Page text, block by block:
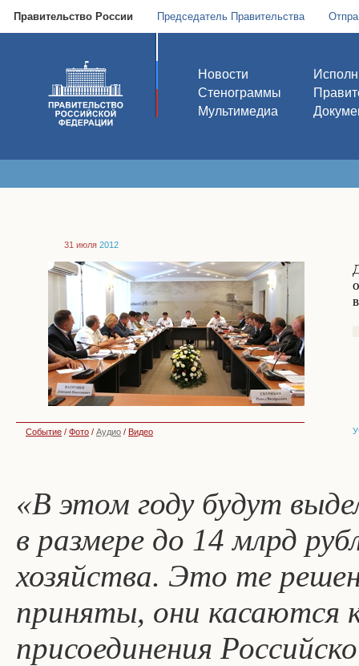
Правительство России Председатель Правительства
Новости
Стенограммы
Мультимедиа
31 июля 2012
Событие / Фото / Аудио / Видео
«В этом году будут
в размере до 14 млрд
хозяйства. Это те
приняты, они касаются
присоединения